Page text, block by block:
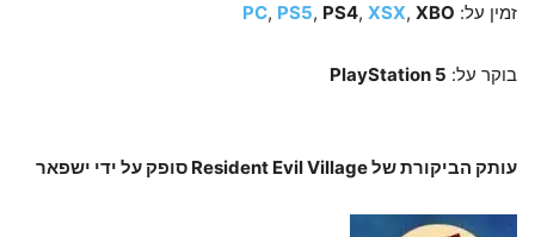
זמין על: PC, PS5, PS4, XSX, XBO
בוקר על: PlayStation 5
עותק הביקורת של Resident Evil Village סופק על ידי ישפאר